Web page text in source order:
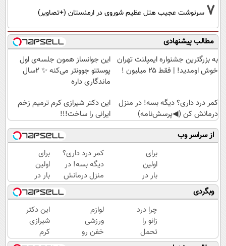
7 سرنوشت عجیب هتل عظیم شوروی در ارمنستان (+تصاویر)
مطالب پیشنهادی
به بزرگترین جشنواره ایمپلنت تهران
خوش اومدید! | فقط ۲۵ میلیون !
این جوانساز همون جلسه‌ی اول
پوستتو جوونتر می‌کنه ✨ 2سال
ماندگاری داره
کمر درد داری؟ دیگه بسه! در منزل
درمانش کن (◀پرسش‌نامه)
این دکتر شیرازی کرم ترمیم زخم
ایرانی را ساخت!!!
از سراسر وب
برای
اولین
بار در
ایران
🇮🇷
این
دکتر
کرم
ترمیم
کمر درد داری؟
دیگه بسه! در
منزل درمانش
کن
(◀پرسش‌نامه)
برای
اولین
بار در
ایران
🇮🇷
این
دکتر
کرم
ترمیم
وبگردی
چرا درد
زانو را
تحمل
می‌کنی؟
لوازم
ورزشی
خفن رو
اقساطی
این دکتر
شیرازی
کرم
ترمیم